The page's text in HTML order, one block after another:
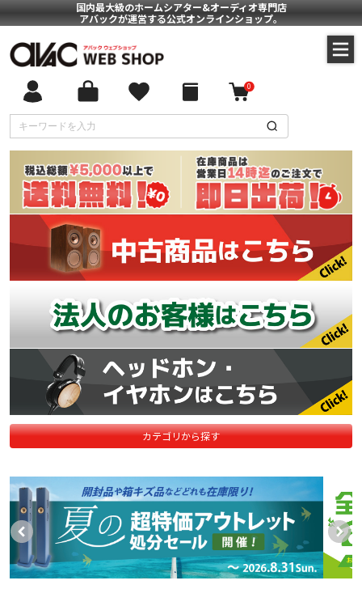
国内最大級のホームシアター&オーディオ専門店
アバックが運営する公式オンラインショップ。
0
カテゴリから探す